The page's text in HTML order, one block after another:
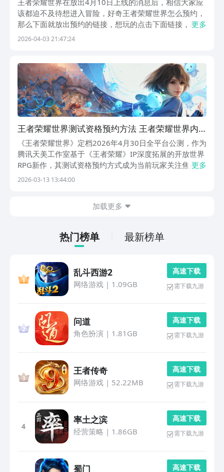
王者荣耀世界在放出4月10日上线的消息后，相信大家应
该都迫不及待想进入冒险，好奇王者荣耀世界怎么预约，
那么下面就放出预约的链接，想玩的点击下面链接，就可
以进入到手游福利最好的九游预约，九游是阿里巴巴灵犀
更多
2026-04-03 21:47:24
王者荣耀世界测试资格预约方法 王者荣耀世界内
测名额怎么获取
《王者荣耀世界》定档2026年4月30日全平台公测，作为
腾讯天美工作室基于《王者荣耀》IP深度拓展的开放世界
RPG新作，其测试资格预约方式成为当前玩家关注焦点。
不少用户希望快速掌握官方认可、渠道正规、权益透明的
更多
2026-03-13 13:44:00
加载更多
热门榜单 最新榜单
乱斗西游2
网络游戏| 1.09GB
高 速 下 载
需下载九游
问道
角色扮演 | 1.81GB
高 速 下 载
需下载九游
王者传奇
网络游戏| 52.22MB
高 速 下 载
需下载九游
4
率土之滨
经营策略 | 1.86GB
高 速 下 载
需下载九游
蜀门 高 速 下 载